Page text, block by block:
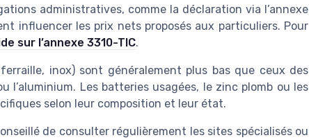
administratives, comme la déclaration via l’annexe
influencer les prix nets proposés aux particuliers. Pour
sur l’annexe 3310-TIC.
inox) sont généralement plus bas que ceux des
Les batteries usagées, le zinc plomb ou les
selon leur composition et leur état.
de consulter régulièrement les sites spécialisés ou